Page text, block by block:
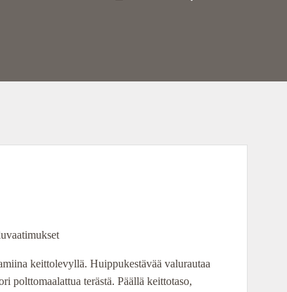
keittolevyllä. Huippukestävää valurautaa
polttomaalattua terästä. Päällä keittotaso,